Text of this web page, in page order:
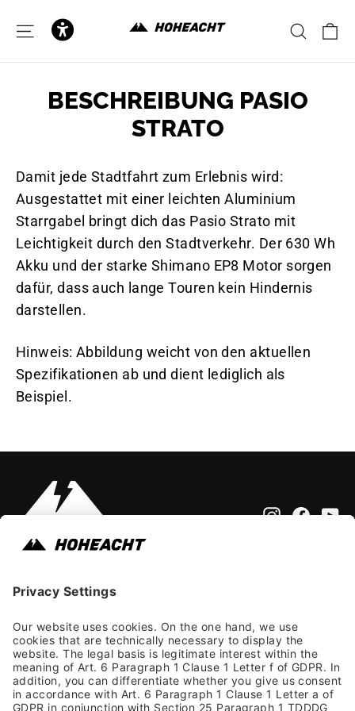
contentSITE NAVIGATION
BESCHREIBUNG PASIO
STRATO
Damit jede Stadtfahrt zum Erlebnis wird:
Ausgestattet mit einer leichten Aluminium
Starrgabel bringt dich das Pasio Strato mit
Leichtigkeit durch den Stadtverkehr. Der 630 Wh
Akku und der starke Shimano EP8 Motor sorgen
dafür, dass auch lange Touren kein Hindernis
darstellen.
Hinweis: Abbildung weicht von den aktuellen
Spezifikationen ab und dient lediglich als
Beispiel.
Instagram
Allgemeine Geschäftsbedingungen
Datenschutzhinweis
Barrierefreiheit